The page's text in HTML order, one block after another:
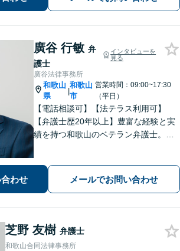
増額を目指します【相続問題】不動産
廣谷 行敏 弁
護士
インタビューを
見る
廣谷法律事務所
和歌山
県
|
和歌山
市
営業時間：09:00~17:30
（平日）
【電話相談可】【法テラス利用可】
【弁護士歴20年以上】豊富な経験と実
績を持つ和歌山のベテラン弁護士。
性弁護士も在籍。DV／モラハラ・お子
さまの問題も親身に取り組む【夜間・
わせ メールでお問い合わせ
芝野 友樹 弁護士
和歌山合同法律事務所